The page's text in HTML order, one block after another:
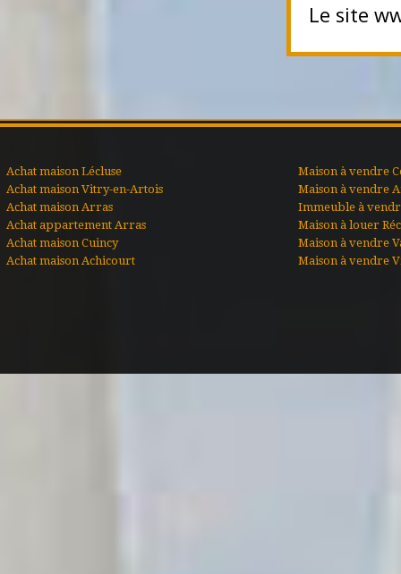
Le site
Achat maison Lécluse
Achat maison Vitry-en-Artois
Achat maison Arras
Achat appartement Arras
Achat maison Cuincy
Achat maison Achicourt
Maison à vendre
Maison à vendre
Immeuble à
Maison à louer
Maison à vendre
Maison à vendre